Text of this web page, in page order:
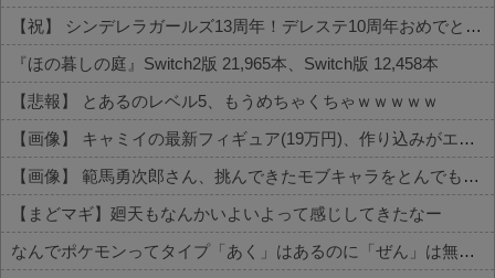
【祝】 シンデレラガールズ13周年！デレステ10周年おめでとう！ガチャ更新SSR八神マキノ・イベントSRイヴ、SR望月聖！
『ほの暮しの庭』Switch2版 21,965本、Switch版 12,458本
【悲報】 とあるのレベル5、もうめちゃくちゃｗｗｗｗｗ
【画像】 キャミイの最新フィギュア(19万円)、作り込みがエグすぎるｗｗｗｗｗ
【画像】 範馬勇次郎さん、挑んできたモブキャラをとんでもない目に合わせてしまう
【まどマギ】廻天もなんかいよいよって感じしてきたなー
なんでポケモンってタイプ「あく」はあるのに「ぜん」は無いの？